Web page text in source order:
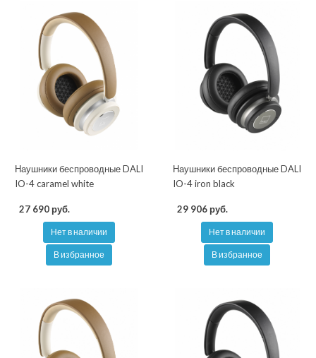
Наушники беспроводные DALI
IO-4 caramel white
27 690 руб.
Нет в наличии
В избранное
Наушники беспроводные DALI
IO-4 iron black
29 906 руб.
Нет в наличии
В избранное